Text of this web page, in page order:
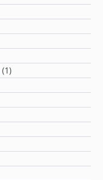
(1)